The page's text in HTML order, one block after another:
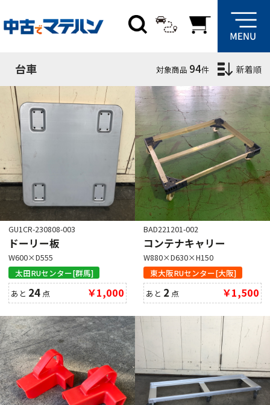
台車 対象商品 94件 新着順
GU1CR-230808-003
ドーリー板
W600×D555
太田RUセンター[群馬]
あと 24 点 ￥1,000
BAD221201-002
コンテナキャリー
W880×D630×H150
東大阪RUセンター[大阪]
あと 2 点 ￥1,500
絞り込み条件
サブカテゴリ
在庫場所
愛知 大阪
クリア